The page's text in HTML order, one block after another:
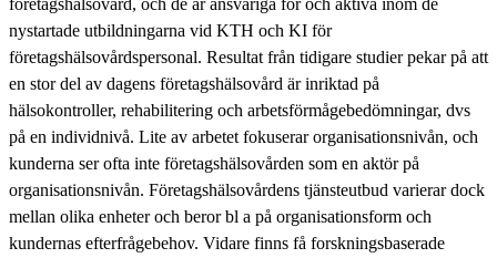
företagshälsovård, och de är ansvariga för och aktiva inom de
nystartade utbildningarna vid KTH och KI för
företagshälsovårdspersonal. Resultat från tidigare studier pekar på att
en stor del av dagens företagshälsovård är inriktad på
hälsokontroller, rehabilitering och arbetsförmågebedömningar, dvs
på en individnivå. Lite av arbetet fokuserar organisationsnivån, och
kunderna ser ofta inte företagshälsovården som en aktör på
organisationsnivån. Företagshälsovårdens tjänsteutbud varierar dock
mellan olika enheter och beror bl a på organisationsform och
kundernas efterfrågebehov. Vidare finns få forskningsbaserade